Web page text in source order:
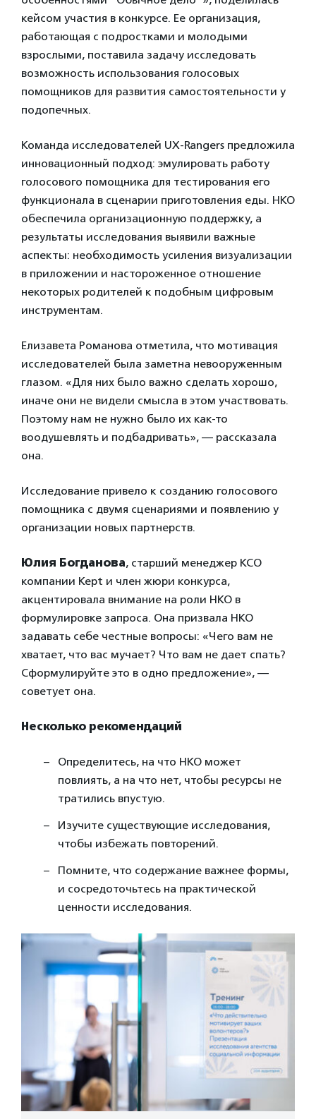
кейсом участия в конкурсе. Ее организация,
работающая с подростками и молодыми
взрослыми, поставила задачу исследовать
возможность использования голосовых
помощников для развития самостоятельности у
подопечных.
Команда исследователей UX-Rangers предложила
инновационный подход: эмулировать работу
голосового помощника для тестирования его
функционала в сценарии приготовления еды. НКО
обеспечила организационную поддержку, а
результаты исследования выявили важные
аспекты: необходимость усиления визуализации
в приложении и настороженное отношение
некоторых родителей к подобным цифровым
инструментам.
Елизавета Романова отметила, что мотивация
исследователей была заметна невооруженным
глазом. «Для них было важно сделать хорошо,
иначе они не видели смысла в этом участвовать.
Поэтому нам не нужно было их как-то
воодушевлять и подбадривать», — рассказала
она.
Исследование привело к созданию голосового
помощника с двумя сценариями и появлению у
организации новых партнерств.
Юлия Богданова, старший менеджер КСО
компании Kept и член жюри конкурса,
акцентировала внимание на роли НКО в
формулировке запроса. Она призвала НКО
задавать себе честные вопросы: «Чего вам не
хватает, что вас мучает? Что вам не дает спать?
Сформулируйте это в одно предложение», —
советует она.
Несколько рекомендаций
Определитесь, на что НКО может
повлиять, а на что нет, чтобы ресурсы не
тратились впустую.
Изучите существующие исследования,
чтобы избежать повторений.
Помните, что содержание важнее формы,
и сосредоточьтесь на практической
ценности исследования.